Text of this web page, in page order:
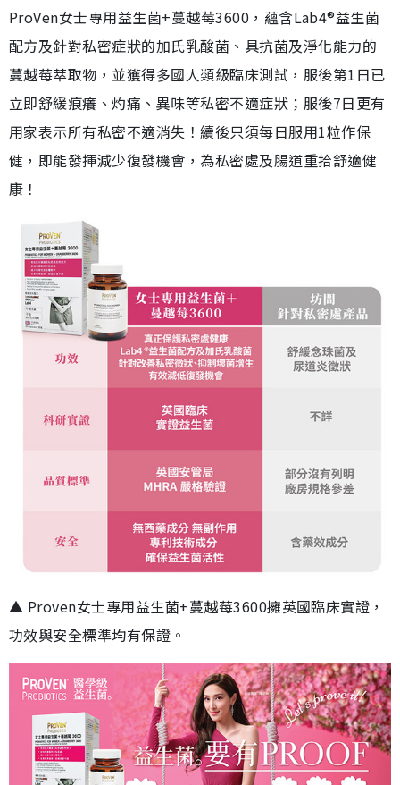
ProVen女士專用益生菌+蔓越莓3600，蘊含Lab4®益生菌
配方及針對私密症狀的加氏乳酸菌、具抗菌及淨化能力的
蔓越莓萃取物，並獲得多國人類級臨床測試，服後第1日已
立即舒緩痕癢、灼痛、異味等私密不適症狀；服後7日更有
用家表示所有私密不適消失！續後只須每日服用1粒作保
健，即能發揮減少復發機會，為私密處及腸道重拾舒適健
康！
▲ Proven女士專用益生菌+蔓越莓3600擁英國臨床實證，
功效與安全標準均有保證。